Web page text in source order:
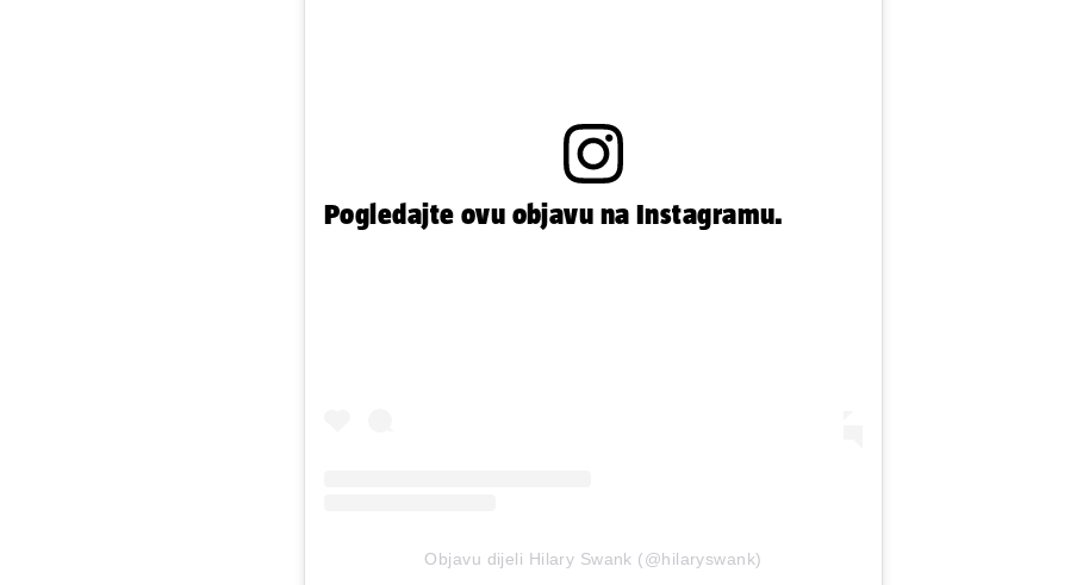
Pogledajte ovu objavu na Instagramu.
Objavu dijeli Hilary Swank (@hilaryswank)